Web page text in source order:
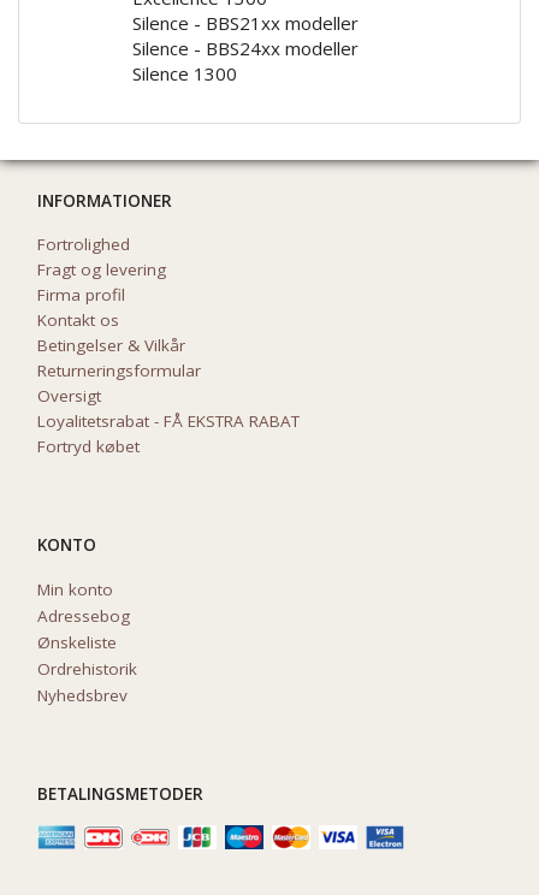
Silence - BBS21xx modeller
Silence - BBS24xx modeller
Silence 1300
INFORMATIONER
Fortrolighed
Fragt og levering
Firma profil
Kontakt os
Betingelser & Vilkår
Returneringsformular
Oversigt
Loyalitetsrabat - FÅ EKSTRA RABAT
Fortryd købet
KONTO
Min konto
Adressebog
Ønskeliste
Ordrehistorik
Nyhedsbrev
BETALINGSMETODER